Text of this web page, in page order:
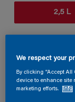
2,5 L
We respect your
By clicking “Accept All
device to enhance site
marketing efforts.
Info